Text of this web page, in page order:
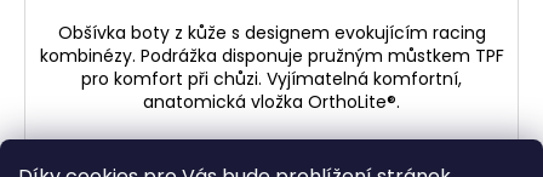
Obšívka boty z kůže s designem evokujícím racing
kombinézy. Podrážka disponuje pružným můstkem TPF
pro komfort při chůzi. Vyjímatelná komfortní,
anatomická vložka OrthoLite®.